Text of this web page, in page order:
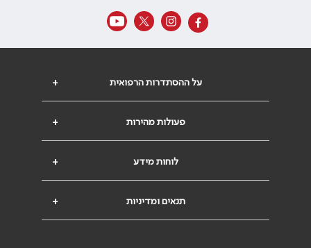
+ על ההסתדרות הרפואית
+ פעולות מהירות
+ לוחות מידע
+ תנאים ומדיניות